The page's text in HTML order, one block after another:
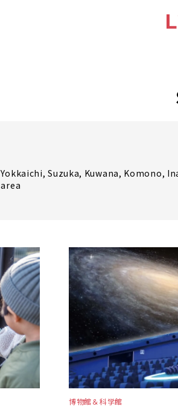
Yokkaichi, Suzuka, Kuwana, Komono,
area
博物館＆科学館